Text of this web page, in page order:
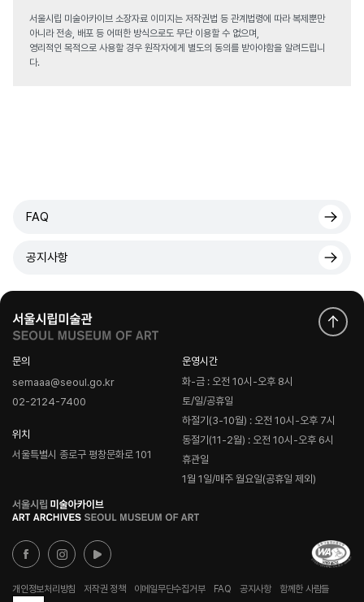
서울시립 미술아카이브 소장자료 이미지는 저작권법 등 관계법령에 따라 복제뿐만
아니라 전송, 배포 등 어떠한 방식으로도 무단 이용할 수 없으며,
영리적인 목적으로 사용할 경우 원작자에게 별도의 동의를 받아야함을 알려드립니
다.
FAQ
공지사항
문의
semaaa@seoul.go.kr
02-2124-7400
위치
서울특별시 종로구 평창문화로 101
운영시간
화-금 : 오전 10시-오후 8시
토/일/공휴일
하절기(3-10월) : 오전 10시-오후 7시
동절기(11-2월) : 오전 10시-오후 6시
휴관일
1월 1일/매주 월요일(공휴일 제외)
로
고
개인정보처리방침 저작권 정책 이메일무단수집거부 FAQ 공지사항
함께한 사람들